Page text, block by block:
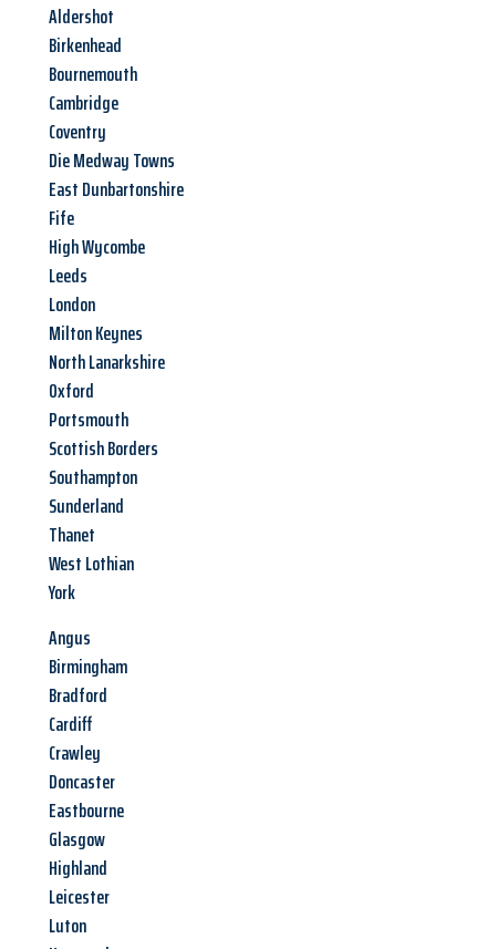
Aldershot
Birkenhead
Bournemouth
Cambridge
Coventry
Die Medway Towns
East Dunbartonshire
Fife
High Wycombe
Leeds
London
Milton Keynes
North Lanarkshire
Oxford
Portsmouth
Scottish Borders
Southampton
Sunderland
Thanet
West Lothian
York
Angus
Birmingham
Bradford
Cardiff
Crawley
Doncaster
Eastbourne
Glasgow
Highland
Leicester
Luton